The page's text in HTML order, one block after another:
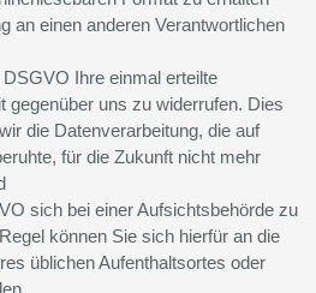
an einen anderen Verantwortlichen
Ihre einmal erteilte
gegenüber uns zu widerrufen. Dies
die Datenverarbeitung, die auf
für die Zukunft nicht mehr
sich bei einer Aufsichtsbehörde zu
können Sie sich hierfür an die
üblichen Aufenthaltsortes oder